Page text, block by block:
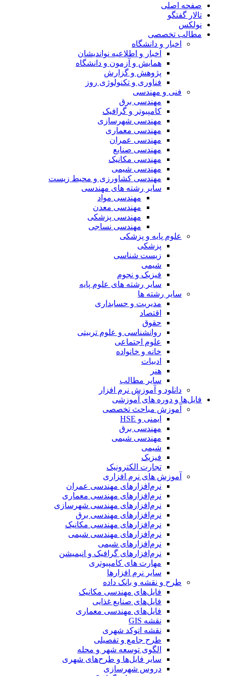
صفحه اصلی
تالار گفتگو
نولکس
مطالب تخصصی
اخبار و دانشگاه
اخبار و اطلاعیه نواندیشان
همایش و آزمون و دانشگاه
پژوهش و گزارش
فناوری و تکنولوژی روز
فنی و مهندسی
مهندسی برق
کامپیوتر و گرافیک
مهندسی شهرسازی
مهندسی معماری
مهندسی عمران
مهندسی صنایع
مهندسی مکانیک
مهندسی شیمی
مهندسی کشاورزی و محیط زیست
سایر رشته های مهندسی
مهندسی مواد
مهندسی معدن
مهندسی پزشکی
مهندسی نساجی
علوم پایه و پزشکی
پزشکی
زیست شناسی
شیمی
فیزیک و نجوم
سایر رشته های علوم پایه
سایر رشته ها
مدیریت و حسابداری
اقتصاد
حقوق
روانشناسی و علوم تربیتی
علوم اجتماعی
خانه و خانواده
ادبیات
هنر
سایر مطالب
دانلود و آموزش نرم افزار
فایل‌ها و دوره های آموزشی
آموزش مباحث تخصصی
ایمنی و HSE
مهندسی برق
مهندسی شیمی
شیمی
فیزیک
تجارت الکترونیک
آموزش های نرم افزاری
نرم‌افزارهای مهندسی عمران
نرم‌افزارهای مهندسی معماری
نرم‌افزارهای مهندسی شهرسازی
نرم‌افزارهای مهندسی برق
نرم‌افزارهای مهندسی مکانیک
نرم‌افزارهای مهندسی شیمی
نرم‌افزارهای شیمی
نرم‌افزارهای گرافیک و انیمیشن
مهارت های کامپیوتری
سایر نرم افزارها
طرح و نقشه و بانک داده
فایل‌های مهندسی مکانیک
فایل‌های صنایع غذایی
فایل‌های مهندسی معماری
نقشه GIS
نقشه اتوکد شهری
طرح جامع و تفصیلی
الگوی توسعه شهر و محله
سایر فایل‌ها و طرح‌های شهری
دروس شهرسازی